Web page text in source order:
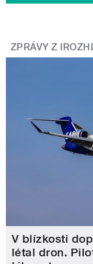
ZPRÁVY Z
V blízkosti
létal dron.